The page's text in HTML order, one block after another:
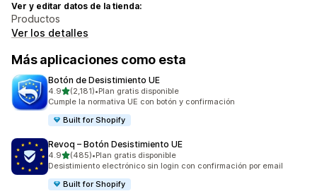
Ver y editar datos de la tienda:
Productos
Ver los detalles
Más aplicaciones como esta
Botón de Desistimiento UE
4.9de 5 estrellas
(2,181)
2181 reseñas en total
•Plan gratis disponible
Cumple la normativa UE con botón y confirmación
Built for Shopify
Revoq – Botón Desistimiento UE
4.9de 5 estrellas
(485)
485 reseñas en total
•Plan gratis disponible
Desistimiento electrónico sin login con confirmación por email
Built for Shopify